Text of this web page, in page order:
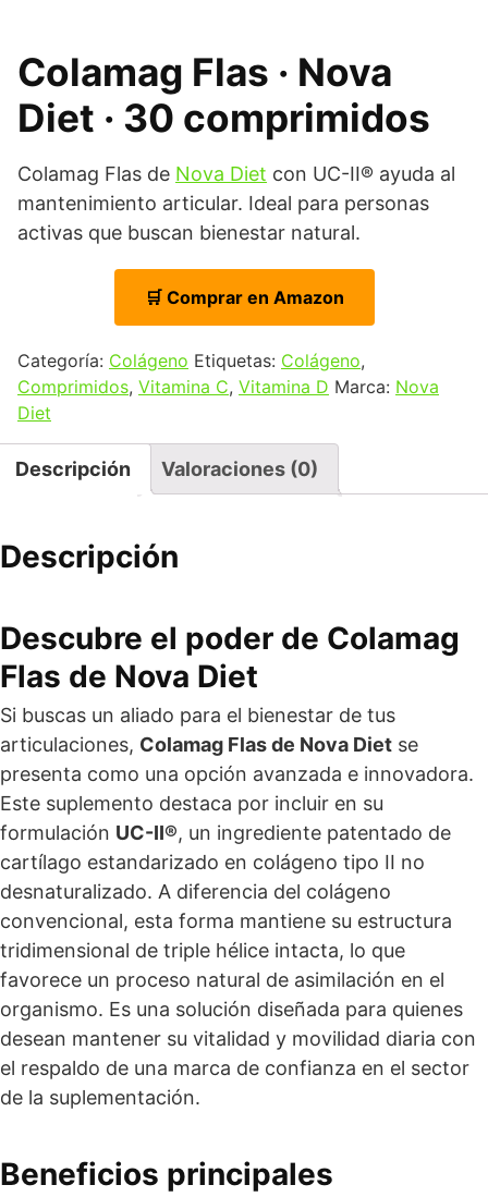
Colamag Flas · Nova
Diet · 30 comprimidos
Colamag Flas de Nova Diet con UC-II® ayuda al
mantenimiento articular. Ideal para personas
activas que buscan bienestar natural.
🛒 Comprar en Amazon
Categoría: Colágeno Etiquetas: Colágeno,
Comprimidos, Vitamina C, Vitamina D Marca: Nova
Diet
Descripción Valoraciones (0)
Descripción
Descubre el poder de Colamag
Flas de Nova Diet
Si buscas un aliado para el bienestar de tus
articulaciones, Colamag Flas de Nova Diet se
presenta como una opción avanzada e innovadora.
Este suplemento destaca por incluir en su
formulación UC-II®, un ingrediente patentado de
cartílago estandarizado en colágeno tipo II no
desnaturalizado. A diferencia del colágeno
convencional, esta forma mantiene su estructura
tridimensional de triple hélice intacta, lo que
favorece un proceso natural de asimilación en el
organismo. Es una solución diseñada para quienes
desean mantener su vitalidad y movilidad diaria con
el respaldo de una marca de confianza en el sector
de la suplementación.
Beneficios principales